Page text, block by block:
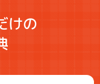
けの